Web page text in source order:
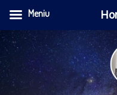
Meniu